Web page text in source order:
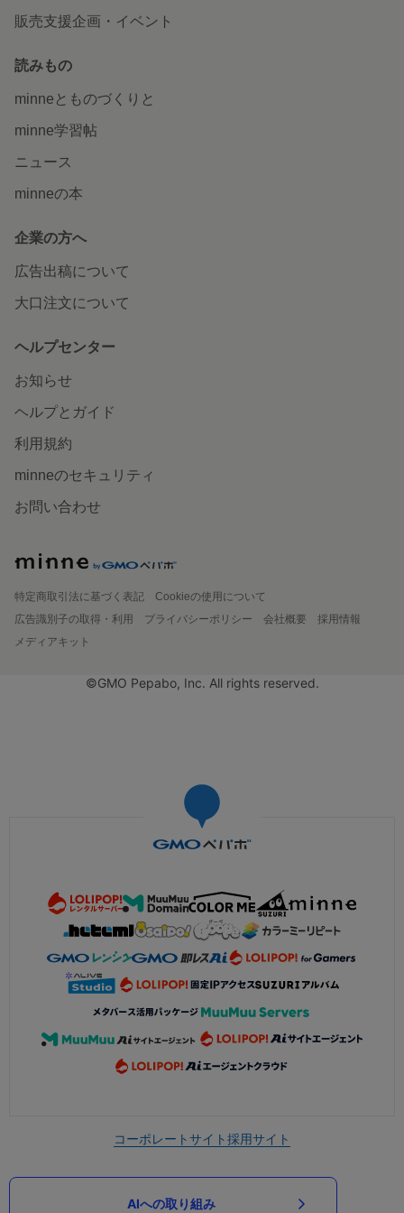
販売支援企画・イベント
読みもの
minneとものづくりと
minne学習帖
ニュース
minneの本
企業の方へ
広告出稿について
大口注文について
ヘルプセンター
お知らせ
ヘルプとガイド
利用規約
minneのセキュリティ
お問い合わせ
特定商取引法に基づく表記
Cookieの使用について
広告識別子の取得・利用
プライバシーポリシー 会社概要
採用情報
メディアキット
©GMO Pepabo, Inc. All rights reserved.
コーポレートサイト採用サイト
AIへの取り組み